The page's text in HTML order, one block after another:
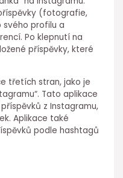
(fotografie,
svého profilu a
Po klepnutí na
příspěvky, které
třetích stran, jako je
Tato aplikace
z Instagramu,
Aplikace také
podle hashtagů